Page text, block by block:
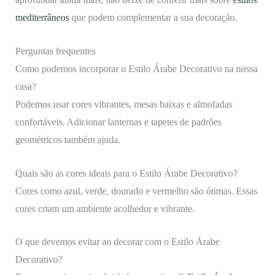
mediterrâneosque podem complementar a sua decoração.
Perguntas frequentes
Como podemos incorporar o Estilo Árabe Decorativo na nossa
casa?
Podemos usar cores vibrantes, mesas baixas e almofadas
confortáveis. Adicionar lanternas e tapetes de padrões
geométricos também ajuda.
Quais são as cores ideais para o Estilo Árabe Decorativo?
Cores como azul, verde, dourado e vermelho são ótimas. Essas
cores criam um ambiente acolhedor e vibrante.
O que devemos evitar ao decorar com o Estilo Árabe
Decorativo?